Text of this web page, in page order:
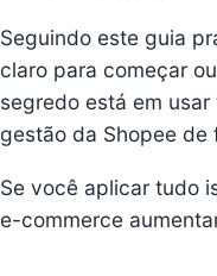
Seguindo este guia
claro para começar
segredo está em
gestão da Shopee
Se você aplicar tudo
e-commerce